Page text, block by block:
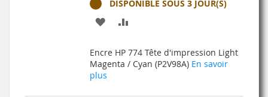
DISPONIBLE SOUS 3 JOUR(S)
AJOUTER
MA
COMPARATEUR
Encre HP 774 Tête d'impression Light
Magenta / Cyan (P2V98A) En savoir
plus